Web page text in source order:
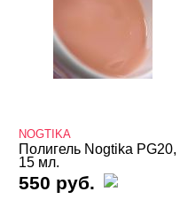
Жидкие гели и
Биогель
Гели для френча
NOGTIKA
Полигель Nogtika PG20,
15 мл.
550 руб.